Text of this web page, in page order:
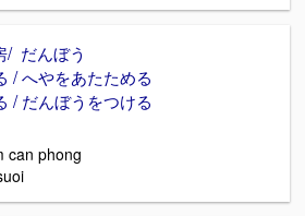
/ だんぼう
/ へやをあたためる
/ だんぼうをつける
can phong